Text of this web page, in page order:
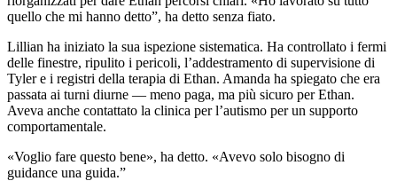
quello che mi hanno detto”, ha detto senza fiato.
Lillian ha iniziato la sua ispezione sistematica. Ha controllato i fermi
delle finestre, ripulito i pericoli, l’addestramento di supervisione di
Tyler e i registri della terapia di Ethan. Amanda ha spiegato che era
passata ai turni diurne — meno paga, ma più sicuro per Ethan.
Aveva anche contattato la clinica per l’autismo per un supporto
comportamentale.
«Voglio fare questo bene», ha detto. «Avevo solo bisogno di
guidance una guida.”